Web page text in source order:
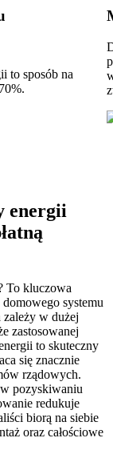
to sposób na
energii
To kluczowa
systemu
zależy w dużej
zastosowanej
to skuteczny
się znacznie
rządowych.
pozyskiwaniu
redukuje
biorą na siebie
oraz całościowe